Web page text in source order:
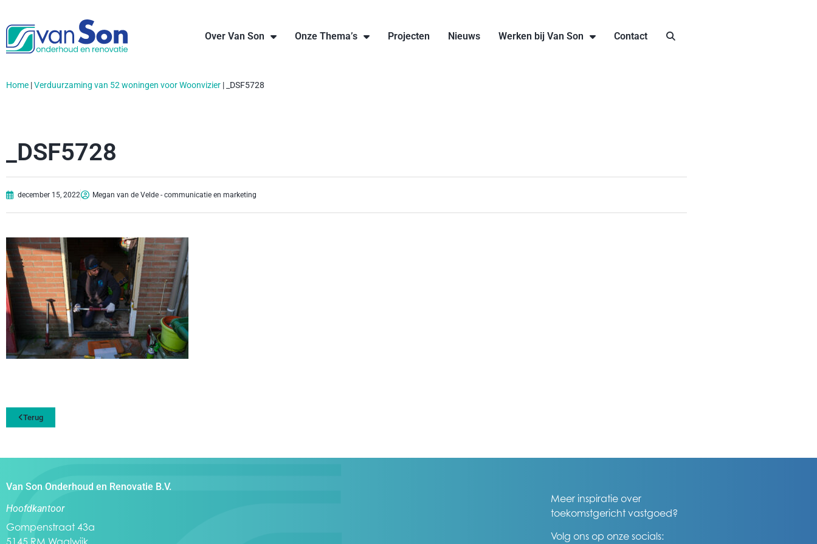
Over Van Son Onze Thema’s Projecten Nieuws Werken bij Van Son Contact
Home |Verduurzaming van 52 woningen voor Woonvizier | _DSF5728
_DSF5728
december 15, 2022 Megan van de Velde - communicatie en marketing
Terug
Van Son Onderhoud en Renovatie B.V.
Hoofdkantoor
Gompenstraat 43a
Meer inspiratie over
toekomstgericht vastgoed?
Volg ons op onze socials: